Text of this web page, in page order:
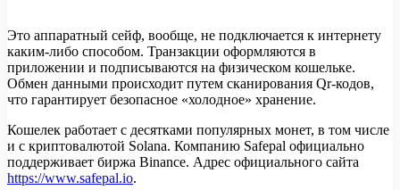
Это аппаратный сейф, вообще, не подключается к интернету
каким-либо способом. Транзакции оформляются в
приложении и подписываются на физическом кошельке.
Обмен данными происходит путем сканирования Qr-кодов,
что гарантирует безопасное «холодное» хранение.
Кошелек работает с десятками популярных монет, в том числе
и с криптовалютой Solana. Компанию Safepal официально
поддерживает биржа Binance. Адрес официального сайта
https://www.safepal.io.